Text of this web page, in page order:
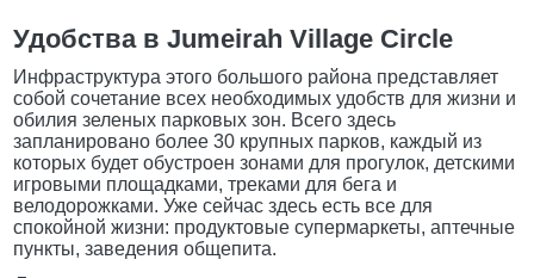
Удобства в Jumeirah Village Circle
Инфраструктура этого большого района представляет
собой сочетание всех необходимых удобств для жизни и
обилия зеленых парковых зон. Всего здесь
запланировано более 30 крупных парков, каждый из
которых будет обустроен зонами для прогулок, детскими
игровыми площадками, треками для бега и
велодорожками. Уже сейчас здесь есть все для
спокойной жизни: продуктовые супермаркеты, аптечные
пункты, заведения общепита.